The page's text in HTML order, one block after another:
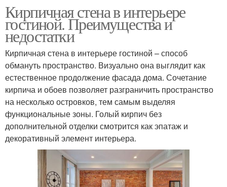
Кирпичная стена в интерьере
гостиной. Преимущества и
недостатки
Кирпичная стена в интерьере гостиной – способ
обмануть пространство. Визуально она выглядит как
естественное продолжение фасада дома. Сочетание
кирпича и обоев позволяет разграничить пространство
на несколько островков, тем самым выделяя
функциональные зоны. Голый кирпич без
дополнительной отделки смотрится как эпатаж и
декоративный элемент интерьера.